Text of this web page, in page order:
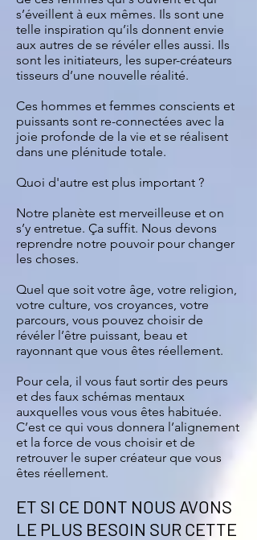
s’éveillent à eux mêmes. Ils sont une
telle inspiration qu’ils donnent envie
aux autres de se révéler elles aussi. Ils
sont les initiateurs, les super-créateurs
tisseurs d’une nouvelle réalité.
Ces hommes et femmes conscients et
puissants sont re-connectées avec la
joie profonde de la vie et se réalisent
dans une plénitude totale.
Quoi d'autre est plus important ?
Notre planète est merveilleuse et on
s’y entretue. Ça suffit. Nous devons
reprendre notre pouvoir pour changer
les choses.
Quel que soit votre âge, votre religion,
votre culture, vos croyances, votre
parcours, vous pouvez choisir de
révéler l’être puissant, beau et
rayonnant que vous êtes réellement.
Pour cela, il vous faut sortir des peurs
et des faux schémas mentaux
auxquelles vous vous êtes habituée.
C’est ce qui vous donnera l’alignement
et la force de vous choisir et de
retrouver le super créateur que vous
êtes réellement.
ET SI CE DONT NOUS AVONS
LE PLUS BESOIN SUR CETTE